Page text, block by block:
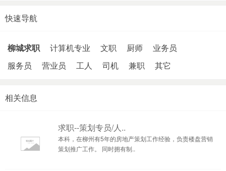
快速导航
柳城求职 计算机专业 文职 厨师
业务员
服务员
营业员 工人 司机 兼职 其它
相关信息
求职--策划专员/人..
本科，在柳州有5年的房地产策划工作经验，负责楼盘营销
策划推广工作。 同时拥有制..